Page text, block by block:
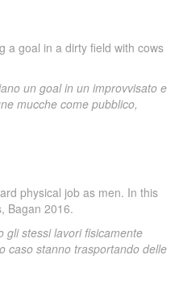
a goal in a dirty field with cows
un goal in un improvvisato e
mucche come pubblico,
physical job as men. In this
Bagan 2016.
gli stessi lavori fisicamente
caso stanno trasportando delle